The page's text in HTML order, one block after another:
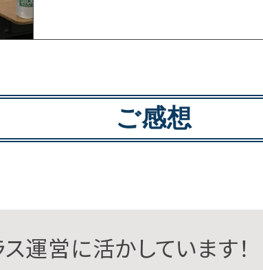
ご感想
運営に活かしています！